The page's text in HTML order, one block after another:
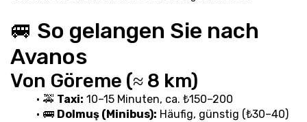
🚐 So gelangen Sie nach
Avanos
Von Göreme (≈ 8 km)
🚕 Taxi: 10–15 Minuten, ca. ₺150–200
🚌 Dolmuş (Minibus): Häufig, günstig (₺30–40)